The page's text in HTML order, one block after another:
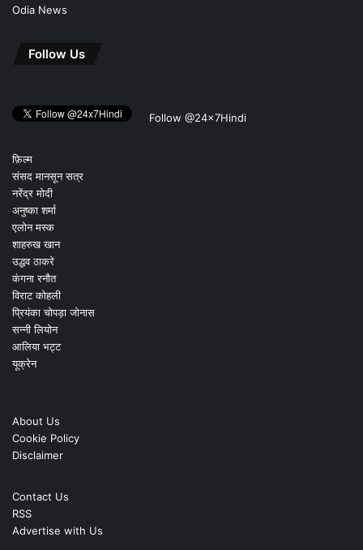
Odia News
Follow Us
Follow @24x7Hindi
फ़िल्म
संसद मानसून सत्र
नरेंद्र मोदी
अनुष्का शर्मा
एलोन मस्क
शाहरुख खान
उद्धव ठाकरे
कंगना रनौत
विराट कोहली
प्रियंका चोपड़ा जोनास
सन्नी लियोन
आलिया भट्ट
यूक्रेन
About Us
Cookie Policy
Disclaimer
Contact Us
RSS
Advertise with Us